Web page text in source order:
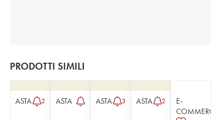
PRODOTTI SIMILI
ASTA 2 ASTA ASTA 3 ASTA 2
E-
COMMERCE